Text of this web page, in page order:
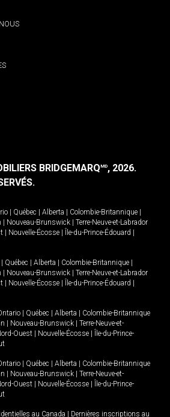
BRIDGEMARQMD, 2026.
Québec Alberta Colombie-Britannique
Nouveau-Brunswick
Terre-Neuve-et-Labrador
Nouvelle-Écosse Île-du-Prince-Édouard
Québec Alberta Colombie-Britannique
Nouveau-Brunswick
Terre-Neuve-et-Labrador
Nouvelle-Écosse Île-du-Prince-Édouard
Québec Alberta
Colombie-Britannique
Nouveau-Brunswick
Terre-Neuve-et-
Ouest Nouvelle-Écosse
Île-du-Prince-
Québec Alberta
Colombie-Britannique
Nouveau-Brunswick
Terre-Neuve-et-
Ouest Nouvelle-Écosse
Île-du-Prince-
au Canada
Dernières inscriptions au